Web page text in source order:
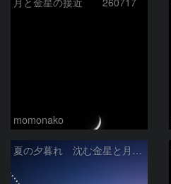
momonako
夏の夕暮れ 沈む金星と月 2026/7/20